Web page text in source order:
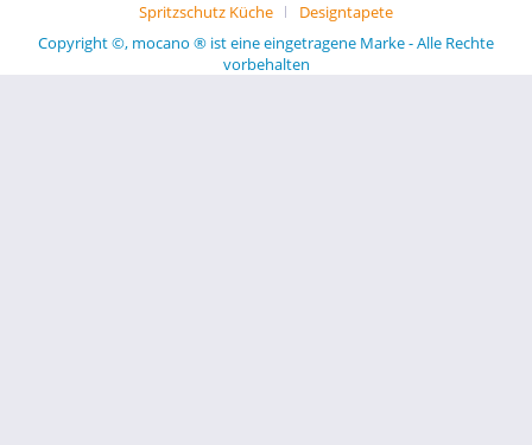
Spritzschutz Küche
Designtapete
Copyright ©, mocano ® ist eine eingetragene Marke - Alle Rechte
vorbehalten